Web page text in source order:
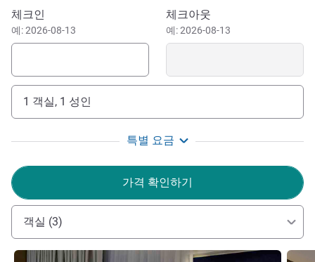
two blocks from the hotel Visit Castillo Pitamiglio Cultural
Center or Punta Carretas Lighthouse, located a 5-minute
drive from the hotel. For sports, visit Club de Golf de
Enjoy a modern, comfortable hotel in Montevideo, with top
services and an incredible location for several walks
through countless interesting tourist spots. Come book the
Mercure Montevideo Punta Carretas
이 호텔 예약하기
체크인
예: 2026-08-13
체크아웃
예: 2026-08-13
1 객실, 1 성인
특별 요금
가격 확인하기
객실 (3)
세부 정보 보기 세부